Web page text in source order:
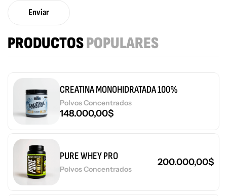
Enviar
PRODUCTOSPOPULARES
CREATINA MONOHIDRATADA 100%
Polvos Concentrados
148.000,00$
PURE WHEY PRO
Polvos Concentrados
200.000,00$